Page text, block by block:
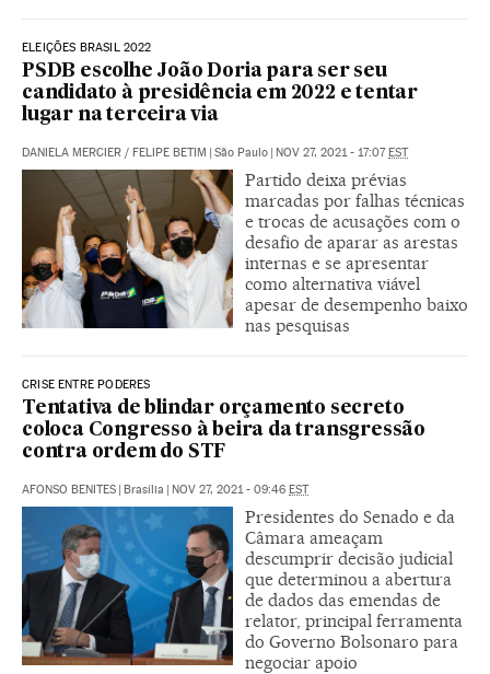
ELEIÇÕES BRASIL 2022
PSDB escolhe João Doria para ser seu
candidato à presidência em 2022 e tentar
lugar na terceira via
DANIELA MERCIER / FELIPE BETIM | São Paulo | NOV 27, 2021 - 17:07EST
Partido deixa prévias
marcadas por falhas técnicas
e trocas de acusações com o
desafio de aparar as arestas
internas e se apresentar
como alternativa viável
apesar de desempenho baixo
nas pesquisas
CRISE ENTRE PODERES
Tentativa de blindar orçamento secreto
coloca Congresso à beira da transgressão
contra ordem do STF
AFONSO BENITES | Brasília | NOV 27, 2021 - 09:46 EST
Presidentes do Senado e da
Câmara ameaçam
descumprir decisão judicial
que determinou a abertura
de dados das emendas de
relator, principal ferramenta
do Governo Bolsonaro para
negociar apoio